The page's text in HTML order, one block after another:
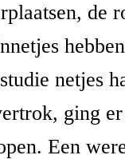
de
netjes
ging
Een